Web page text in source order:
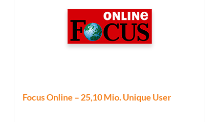
Focus Online – 25,10 Mio. Unique User